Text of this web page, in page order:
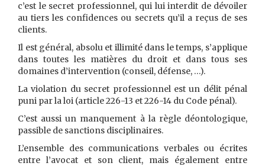
c’est le secret professionnel, qui lui interdit de dévoiler
au tiers les confidences ou secrets qu’il a reçus de ses
clients.
Il est général, absolu et illimité dans le temps, s’applique
dans toutes les matières du droit et dans tous ses
domaines d’intervention (conseil, défense, …).
La violation du secret professionnel est un délit pénal
puni par la loi (article 226-13 et 226-14 du Code pénal).
C’est aussi un manquement à la règle déontologique,
passible de sanctions disciplinaires.
L’ensemble des communications verbales ou écrites
entre l’avocat et son client, mais également entre